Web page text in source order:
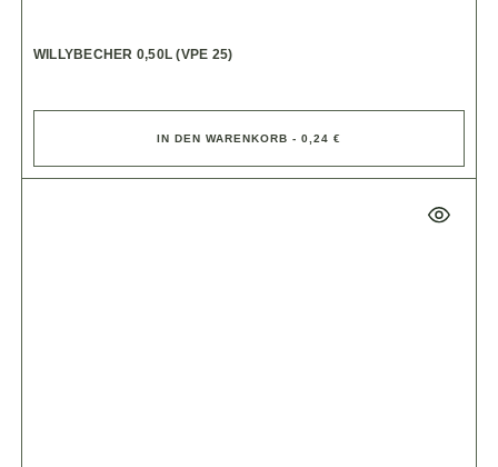
WILLYBECHER 0,50L (VPE 25)
IN DEN WARENKORB - 0,24 €